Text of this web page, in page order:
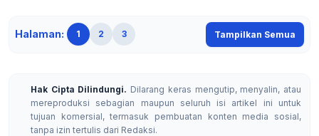
Halaman: 1 2 3 Tampilkan Semua
Hak Cipta Dilindungi. Dilarang keras mengutip, menyalin, atau
mereproduksi sebagian maupun seluruh isi artikel ini untuk
tujuan komersial, termasuk pembuatan konten media sosial,
tanpa izin tertulis dari Redaksi.